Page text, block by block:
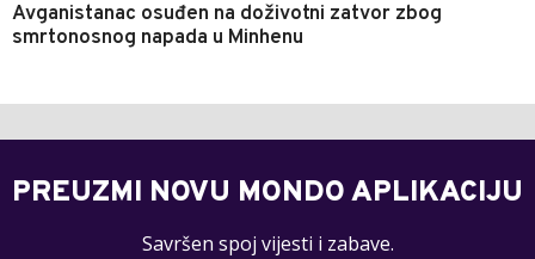
Avganistanac osuđen na doživotni zatvor zbog
smrtonosnog napada u Minhenu
PREUZMI NOVU MONDO APLIKACIJU
Savršen spoj vijesti i zabave.